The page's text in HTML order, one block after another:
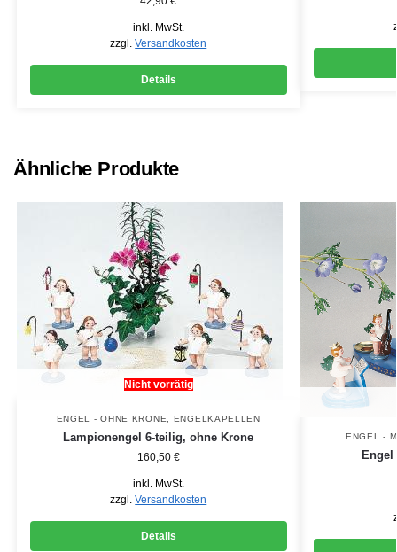
inkl. MwSt.
zzgl.Versandkosten
Details
Ähnliche Produkte
Nicht vorrätig
ENGEL - OHNE KRONE ENGELKAPELLEN
Lampionengel 6-teilig, ohne Krone
160,50 €
inkl. MwSt.
zzgl.Versandkosten
Details
ENGEL -